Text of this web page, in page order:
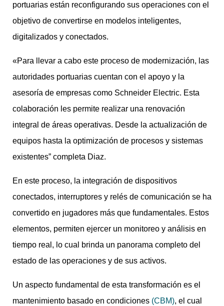
portuarias están reconfigurando sus operaciones con el
objetivo de convertirse en modelos inteligentes,
digitalizados y conectados.
«Para llevar a cabo este proceso de modernización, las
autoridades portuarias cuentan con el apoyo y la
asesoría de empresas como Schneider Electric. Esta
colaboración les permite realizar una renovación
integral de áreas operativas. Desde la actualización de
equipos hasta la optimización de procesos y sistemas
existentes” completa Diaz.
En este proceso, la integración de dispositivos
conectados, interruptores y relés de comunicación se ha
convertido en jugadores más que fundamentales. Estos
elementos, permiten ejercer un monitoreo y análisis en
tiempo real, lo cual brinda un panorama completo del
estado de las operaciones y de sus activos.
Un aspecto fundamental de esta transformación es el
mantenimiento basado en condiciones (CBM), el cual